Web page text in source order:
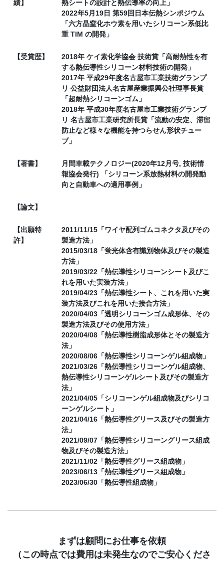
績】
熱シートの設計と熱伝導率の向上」
2022年5月19日 第59回日本伝熱シンポジウム
「六方晶窒化ホウ素を用いたシリコーン系低比
重 TIM の開発」
【受賞歴】
2018年 ケイ素化学協会 技術賞「高耐熱性を有
する熱伝導性シリコーン材料技術の開発」
2017年 平成29年度名古屋市工業技術グランプ
リ 公益財団法人名古屋産業振興公社理事長賞
「超耐熱シリコーンゴム」
2018年 平成30年度名古屋市工業技術グランプ
リ 名古屋市工業研究所長賞「流動の安定、滞留
防止など様々な機能を持つらせん形状チュー
ブ」
【著書】
月間車載テクノロジー(2020年12月号, 技術情
報協会発行) 「シリコーン系放熱材料の開発動
向と自動車への適用事例」
【論文】
【出願特
許】
2011/11/15「ワイヤ配列ゴムコネクタ及びその
製造方法」
2015/03/18「蛍光体含有識別物体及びその製造
方法」
2019/03/22「熱伝導性シリコーンシート及びこ
れを用いた実装方法」
2019/04/23「熱伝導性シート、これを用いた実
装方法及びこれを用いた接合方法」
2020/04/03「透明シリコーンゴム成形体、その
製造方法及びその使用方法」
2020/04/08「熱伝導性樹脂成形体とその製造方
法」
2020/08/06「熱伝導性シリコーンゲル組成物」
2021/03/26「熱伝導性シリコーンゲル組成物、
熱伝導性シリコーンゲルシート及びその製造方
法」
2021/04/05「シリコーンゲル組成物及びシリコ
ーンゲルシート」
2021/04/16「熱伝導性グリース及びその製造方
法」
2021/09/07「熱伝導性シリコーングリース組成
物及びその製造方法」
2021/11/02「熱伝導性グリース組成物」
2023/06/13「熱伝導性グリース組成物」
2023/06/30「熱伝導性組成物」
まずは顧問にお仕事を依頼
（この時点では費用は未発生なのでご安心くださ